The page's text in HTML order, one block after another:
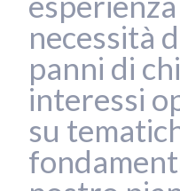
necessità
panni di
interessi
su